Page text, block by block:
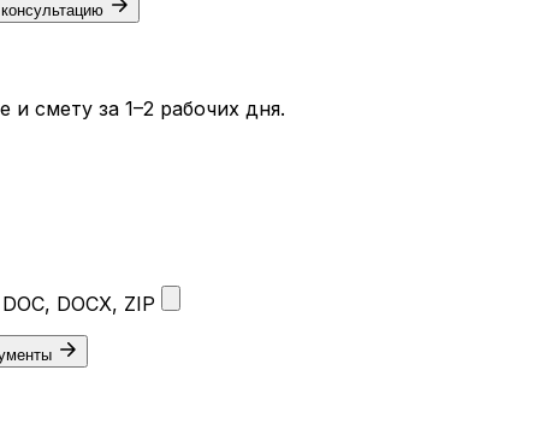
смету за 1–2 рабочих дня.
DOCX, ZIP